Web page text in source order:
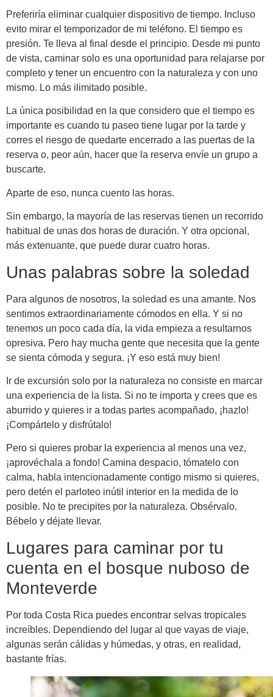
Preferiría eliminar cualquier dispositivo de tiempo. Incluso
evito mirar el temporizador de mi teléfono. El tiempo es
presión. Te lleva al final desde el principio. Desde mi punto
de vista, caminar solo es una oportunidad para relajarse por
completo y tener un encuentro con la naturaleza y con uno
mismo. Lo más ilimitado posible.
La única posibilidad en la que considero que el tiempo es
importante es cuando tu paseo tiene lugar por la tarde y
corres el riesgo de quedarte encerrado a las puertas de la
reserva o, peor aún, hacer que la reserva envíe un grupo a
buscarte.
Aparte de eso, nunca cuento las horas.
Sin embargo, la mayoría de las reservas tienen un recorrido
habitual de unas dos horas de duración. Y otra opcional,
más extenuante, que puede durar cuatro horas.
Unas palabras sobre la soledad
Para algunos de nosotros, la soledad es una amante. Nos
sentimos extraordinariamente cómodos en ella. Y si no
tenemos un poco cada día, la vida empieza a resultarnos
opresiva. Pero hay mucha gente que necesita que la gente
se sienta cómoda y segura. ¡Y eso está muy bien!
Ir de excursión solo por la naturaleza no consiste en marcar
una experiencia de la lista. Si no te importa y crees que es
aburrido y quieres ir a todas partes acompañado, ¡hazlo!
¡Compártelo y disfrútalo!
Pero si quieres probar la experiencia al menos una vez,
¡aprovéchala a fondo! Camina despacio, tómatelo con
calma, habla intencionadamente contigo mismo si quieres,
pero detén el parloteo inútil interior en la medida de lo
posible. No te precipites por la naturaleza. Obsérvalo.
Bébelo y déjate llevar.
Lugares para caminar por tu
cuenta en el bosque nuboso de
Monteverde
Por toda Costa Rica puedes encontrar selvas tropicales
increíbles. Dependiendo del lugar al que vayas de viaje,
algunas serán cálidas y húmedas, y otras, en realidad,
bastante frías.